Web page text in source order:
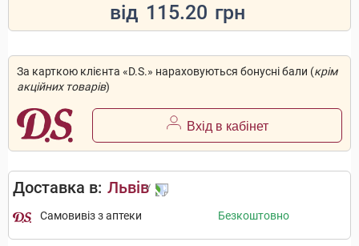
від 115.20 грн
За карткою клієнта «D.S.» нараховуються бонусні бали (крім
акційних товарів)
Вхід в кабінет
Доставка в: Львів
Самовивіз з аптеки Безкоштовно